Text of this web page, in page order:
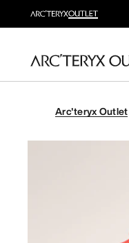
Arc'teryx Outlet